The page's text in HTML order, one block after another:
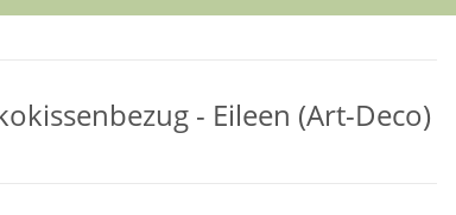
- Eileen (Art-Deco)